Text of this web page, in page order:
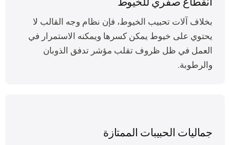
بخلاف آلات تحبيب الخيوط، فإن نظام وجه القالب لا
يحتوي على خيوط يمكن كسرها ويمكنه الاستمرار في
العمل في ظل ظروف تقلب مؤشر تدفق الذوبان
والرطوبة.
جماليات الحبيبات الممتازة